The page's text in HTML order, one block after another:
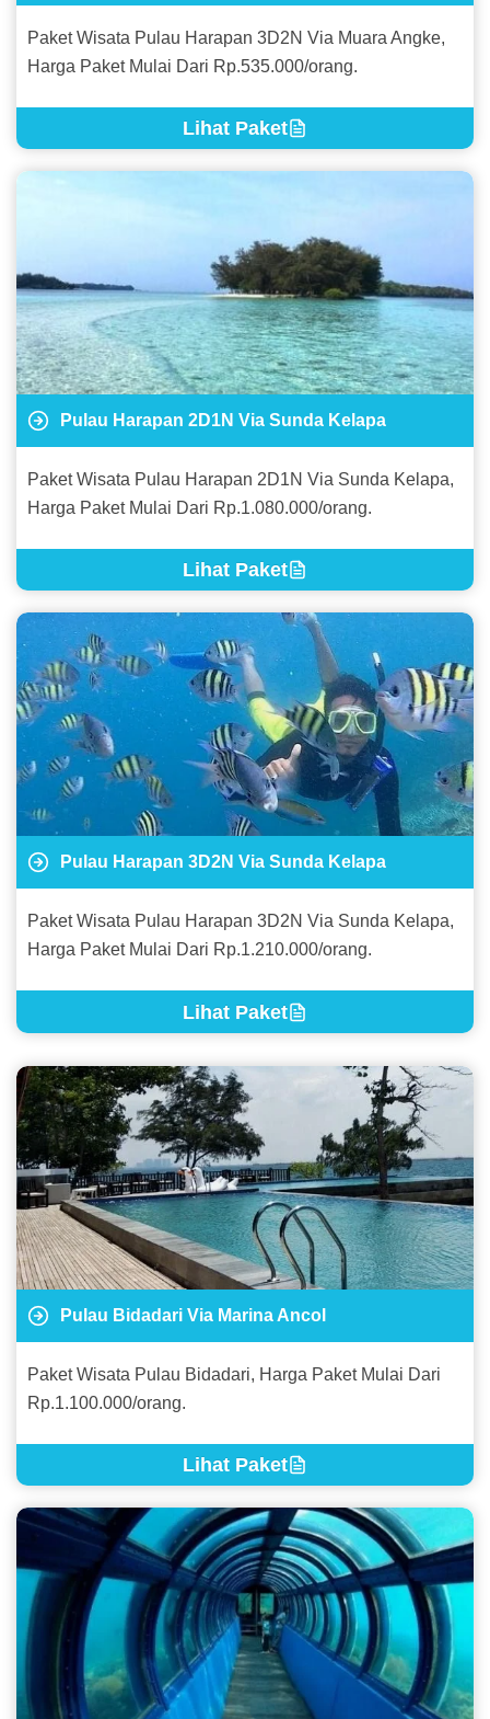
Paket Wisata Pulau Harapan 3D2N Via Muara Angke,
Harga Paket Mulai Dari Rp.535.000/orang.
Lihat Paket
Pulau Harapan 2D1N Via Sunda Kelapa
Paket Wisata Pulau Harapan 2D1N Via Sunda Kelapa,
Harga Paket Mulai Dari Rp.1.080.000/orang.
Lihat Paket
Pulau Harapan 3D2N Via Sunda Kelapa
Paket Wisata Pulau Harapan 3D2N Via Sunda Kelapa,
Harga Paket Mulai Dari Rp.1.210.000/orang.
Lihat Paket
Pulau Bidadari Via Marina Ancol
Paket Wisata Pulau Bidadari, Harga Paket Mulai Dari
Rp.1.100.000/orang.
Lihat Paket